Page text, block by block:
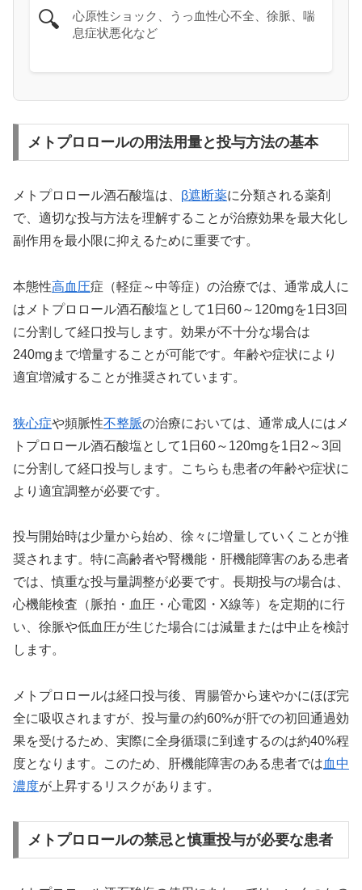
🔍
心原性ショック、うっ血性心不全、徐脈、喘
息症状悪化など
メトプロロールの用法用量と投与方法の基本
メトプロロール酒石酸塩は、 β遮断薬に分類される薬剤
で、適切な投与方法を理解することが治療効果を最大化し
副作用を最小限に抑えるために重要です。
本態性高血圧症（軽症～中等症）の治療では、通常成人に
はメトプロロール酒石酸塩として1日60～120mgを1日3回
に分割して経口投与します。効果が不十分な場合は
240mgまで増量することが可能です。年齢や症状により
適宜増減することが推奨されています。
狭心症や頻脈性不整脈の治療においては、通常成人にはメ
トプロロール酒石酸塩として1日60～120mgを1日2～3回
に分割して経口投与します。こちらも患者の年齢や症状に
より適宜調整が必要です。
投与開始時は少量から始め、徐々に増量していくことが推
奨されます。特に高齢者や腎機能・肝機能障害のある患者
では、慎重な投与量調整が必要です。長期投与の場合は、
心機能検査（脈拍・血圧・心電図・X線等）を定期的に行
い、徐脈や低血圧が生じた場合には減量または中止を検討
します。
メトプロロールは経口投与後、胃腸管から速やかにほぼ完
全に吸収されますが、投与量の約60%が肝での初回通過効
果を受けるため、実際に全身循環に到達するのは約40%程
度となります。このため、肝機能障害のある患者では血中
濃度が上昇するリスクがあります。
メトプロロールの禁忌と慎重投与が必要な患者